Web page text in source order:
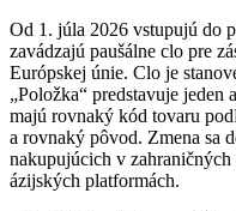
Od 1. júla 2026 vstupujú do
zavádzajú paušálne clo pre
Európskej únie. Clo je
„Položka“ predstavuje
majú rovnaký kód tovaru
a rovnaký pôvod. Zmena sa
nakupujúcich v zahraničných
ázijských platformách.